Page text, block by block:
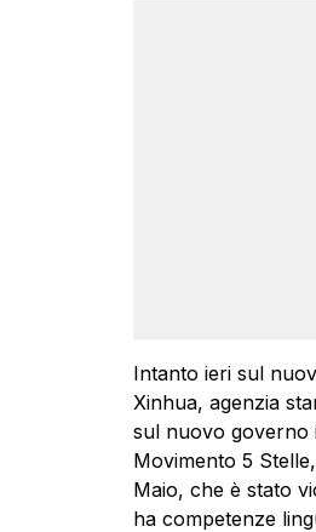
Intanto ieri sul
Xinhua, agenzia
sul nuovo governo
Movimento 5
Maio, che è stato
ha competenze